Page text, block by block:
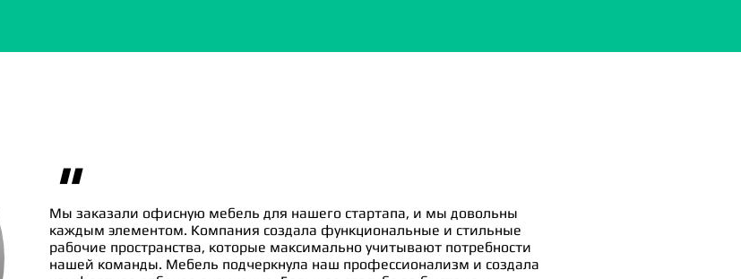
"
Мы заказали офисную мебель для нашего стартапа, и мы довольны
каждым элементом. Компания создала функциональные и стильные
рабочие пространства, которые максимально учитывают потребности
нашей команды. Мебель подчеркнула наш профессионализм и создала